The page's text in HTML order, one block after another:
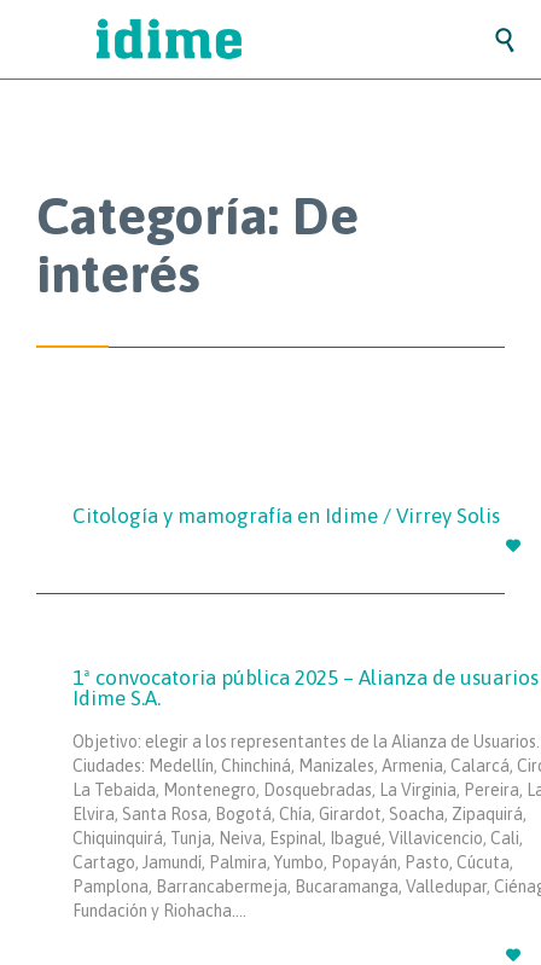

Categoría: De
interés
Citología y mamografía en Idime / Virrey Solis

1ª convocatoria pública 2025 – Alianza de usuarios
Idime S.A.
Objetivo: elegir a los representantes de la Alianza de Usuarios.
Ciudades: Medellín, Chinchiná, Manizales, Armenia, Calarcá,
La Tebaida, Montenegro, Dosquebradas, La Virginia, Pereira,
Elvira, Santa Rosa, Bogotá, Chía, Girardot, Soacha, Zipaquirá,
Chiquinquirá, Tunja, Neiva, Espinal, Ibagué, Villavicencio, Cali,
Cartago, Jamundí, Palmira, Yumbo, Popayán, Pasto, Cúcuta,
Pamplona, Barrancabermeja, Bucaramanga, Valledupar,
Fundación y Riohacha….
